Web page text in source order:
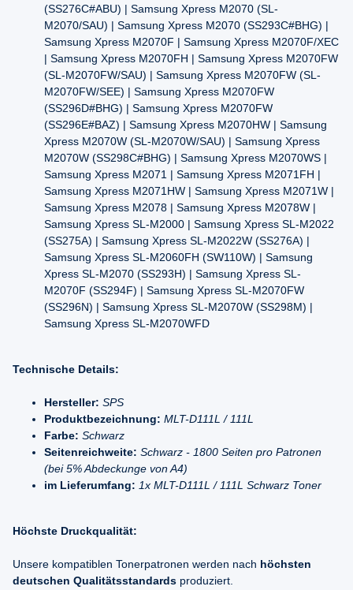
(SS276C#ABU) | Samsung Xpress M2070 (SL-
M2070/SAU) | Samsung Xpress M2070 (SS293C#BHG) |
Samsung Xpress M2070F | Samsung Xpress M2070F/XEC
| Samsung Xpress M2070FH | Samsung Xpress M2070FW
(SL-M2070FW/SAU) | Samsung Xpress M2070FW (SL-
M2070FW/SEE) | Samsung Xpress M2070FW
(SS296D#BHG) | Samsung Xpress M2070FW
(SS296E#BAZ) | Samsung Xpress M2070HW | Samsung
Xpress M2070W (SL-M2070W/SAU) | Samsung Xpress
M2070W (SS298C#BHG) | Samsung Xpress M2070WS |
Samsung Xpress M2071 | Samsung Xpress M2071FH |
Samsung Xpress M2071HW | Samsung Xpress M2071W |
Samsung Xpress M2078 | Samsung Xpress M2078W |
Samsung Xpress SL-M2000 | Samsung Xpress SL-M2022
(SS275A) | Samsung Xpress SL-M2022W (SS276A) |
Samsung Xpress SL-M2060FH (SW110W) | Samsung
Xpress SL-M2070 (SS293H) | Samsung Xpress SL-
M2070F (SS294F) | Samsung Xpress SL-M2070FW
(SS296N) | Samsung Xpress SL-M2070W (SS298M) |
Samsung Xpress SL-M2070WFD
Technische Details:
Hersteller: SPS
Produktbezeichnung: MLT-D111L / 111L
Farbe: Schwarz
Seitenreichweite: Schwarz - 1800 Seiten pro Patronen
(bei 5% Abdeckunge von A4)
im Lieferumfang: 1x MLT-D111L / 111L Schwarz Toner
Höchste Druckqualität:
Unsere kompatiblen Tonerpatronen werden nach höchsten
deutschen Qualitätsstandards produziert.